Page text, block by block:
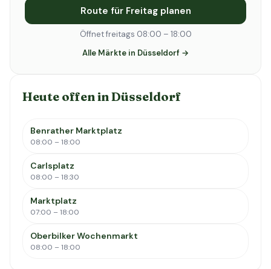
Route für Freitag planen
Öffnet freitags 08:00 – 18:00
Alle Märkte in Düsseldorf →
Heute offen in Düsseldorf
Benrather Marktplatz
08:00 – 18:00
Carlsplatz
08:00 – 18:30
Marktplatz
07:00 – 18:00
Oberbilker Wochenmarkt
08:00 – 18:00